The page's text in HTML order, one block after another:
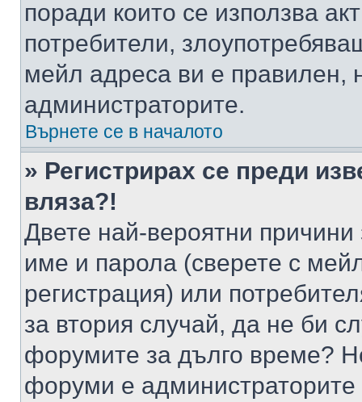
поради които се използва
потребители,
мейл адреса ви е правилен,
администраторите.
Върнете се в началото
» Регистрирах се преди
вляза?!
Двете най-вероятни
име и парола (сверете с
регистрация) или
за втория случай, да не би
форумите за дълго време?
форуми е администраторите